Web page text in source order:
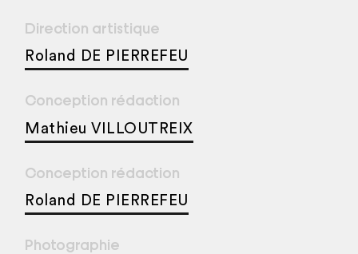
Direction artistique
Roland DE PIERREFEU
Conception rédaction
Mathieu VILLOUTREIX
Conception rédaction
Roland DE PIERREFEU
Photographie